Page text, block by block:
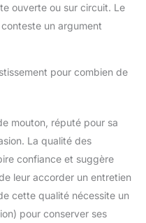
ouverte ou sur circuit. Le
un argument
pour combien de
mouton, réputé pour sa
La qualité des
confiance et suggère
leur accorder un entretien
cette qualité nécessite un
pour conserver ses